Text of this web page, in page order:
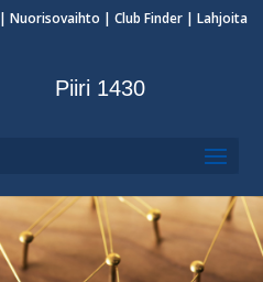
|Nuorisovaihto | Club Finder | Lahjoita
Piiri 1430